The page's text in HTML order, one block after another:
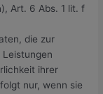
Art. 6 Abs. 1 lit. f
die zur
ihrer
nur, wenn sie